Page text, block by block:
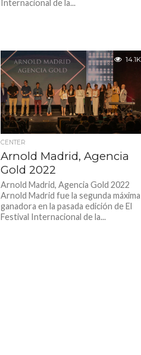
Internacional de la...
14.1K
CENTER
Arnold Madrid, Agencia
Gold 2022
Arnold Madrid, Agencia Gold 2022
Arnold Madrid fue la segunda máxima
ganadora en la pasada edición de El
Festival Internacional de la...